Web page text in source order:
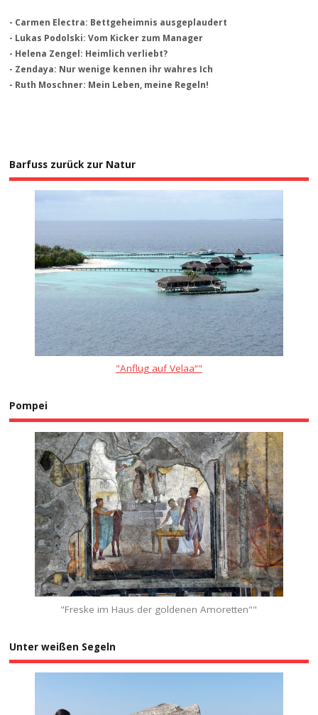
- Carmen Electra: Bettgeheimnis ausgeplaudert
- Lukas Podolski: Vom Kicker zum Manager
- Helena Zengel: Heimlich verliebt?
- Zendaya: Nur wenige kennen ihr wahres Ich
- Ruth Moschner: Mein Leben, meine Regeln!
Barfuss zurück zur Natur
"Anflug auf Velaa“"
Pompei
"Freske im Haus der goldenen Amoretten""
Unter weißen Segeln